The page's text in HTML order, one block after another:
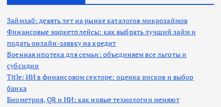
Займхаб: девять лет на рынке каталогов микрозаймов
Финансовые маркетплейсы: как выбрать лучший займ и
подать онлайн-заявку на кредит
Военная ипотека для семьи: объединяем все льготы и
субсидии
Title: ИИ в финансовом секторе: оценка рисков и выбор
банка
Биометрия, QR и ИИ: как новые технологии меняют